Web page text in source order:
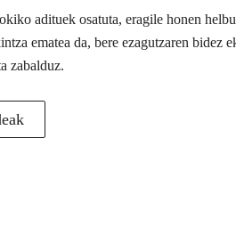
adituek osatuta, eragile honen
ematea da, bere ezagutzaren bidez
zabalduz.